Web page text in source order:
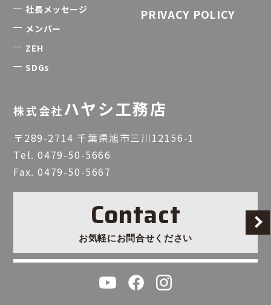
社長メッセージ
メンバー
ZEH
SDGs
PRIVACY POLICY
株式会社ハヤシ工務店
〒289-2714 千葉県旭市三川12156-1
Tel.0479-50-5666
Fax. 0479-50-5667
Contact
お気軽にお問合せください